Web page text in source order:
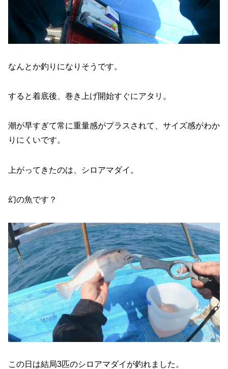
なんとか釣りになりそうです。
すると着底後、巻き上げ開始すぐにアタリ。
潮が早すぎて常に重量感がプラスされて、サイズ感がわか
りにくいです。
上がってきたのは、シロアマダイ。
幻の魚です？
この日は結局3匹のシロアマダイが釣れました。